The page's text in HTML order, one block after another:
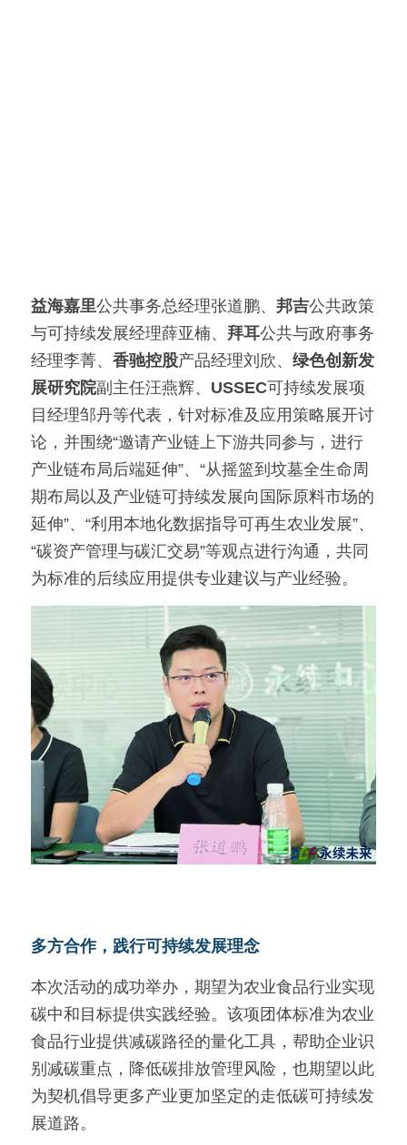
益海嘉里公共事务总经理张道鹏、 邦吉公共政策
与可持续发展经理薛亚楠、 拜耳公共与政府事务
经理李菁、 香驰控股产品经理刘欣、 绿色创新发
展研究院副主任汪燕辉、 USSEC可持续发展项
目经理邹丹等代表，针对标准及应用策略展开讨
论，并围绕“邀请产业链上下游共同参与，进行
产业链布局后端延伸”、“从摇篮到坟墓全生命周
期布局以及产业链可持续发展向国际原料市场的
延伸”、“利用本地化数据指导可再生农业发展”、
“碳资产管理与碳汇交易”等观点进行沟通，共同
为标准的后续应用提供专业建议与产业经验。
多方合作，践行可持续发展理念
本次活动的成功举办，期望为农业食品行业实现
碳中和目标提供实践经验。该项团体标准为农业
食品行业提供减碳路径的量化工具，帮助企业识
别减碳重点，降低碳排放管理风险，也期望以此
为契机倡导更多产业更加坚定的走低碳可持续发
展道路。